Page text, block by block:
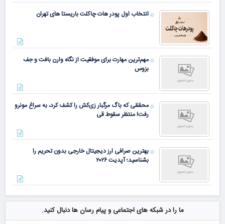
انتخاب اول پودر هات چاکلت باریستا های تهران
مهم‌ترین مهارت برای موفقیت از نگاه وارن بافت و جف
بزوس
محققی که باگ مرگبار زی‌کش را کشف کرد، به سراغ مونرو
رفت! منتظر سقوط قی
بهترین صرافی ارز دیجیتال خارجی بدون تحریم را
بشناسید؛ آپدیت ۲۰۲۶
ما را در شبکه های اجتماعی و پیام رسان ها دنبال کنید.